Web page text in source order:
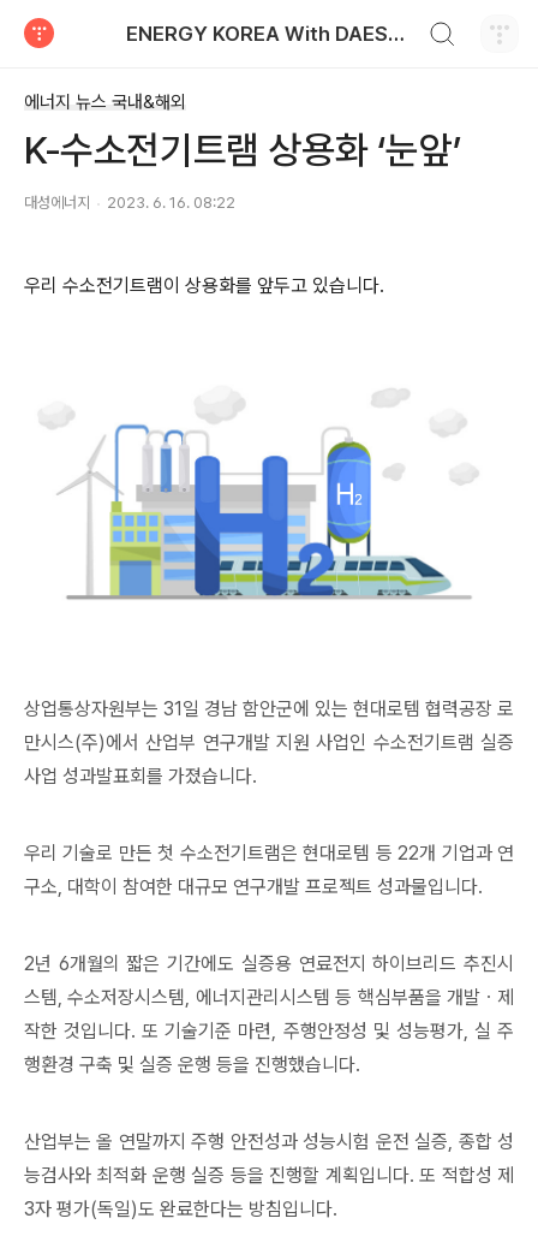
ENERGY KOREA With DAESUNG ENERGY
에너지 뉴스 국내&해외
K-수소전기트램 상용화 ‘눈앞’
대성에너지 2023. 6. 16. 08:22
우리 수소전기트램이 상용화를 앞두고 있습니다.
상업통상자원부는 31일 경남 함안군에 있는 현대로템 협력공장 로
만시스(주)에서 산업부 연구개발 지원 사업인 수소전기트램 실증
사업 성과발표회를 가졌습니다.
우리 기술로 만든 첫 수소전기트램은 현대로템 등 22개 기업과 연
구소, 대학이 참여한 대규모 연구개발 프로젝트 성과물입니다.
2년 6개월의 짧은 기간에도 실증용 연료전지 하이브리드 추진시
스템, 수소저장시스템, 에너지관리시스템 등 핵심부품을 개발 ㆍ 제
작한 것입니다. 또 기술기준 마련, 주행안정성 및 성능평가, 실 주
행환경 구축 및 실증 운행 등을 진행했습니다.
산업부는 올 연말까지 주행 안전성과 성능시험 운전 실증, 종합 성
능검사와 최적화 운행 실증 등을 진행할 계획입니다. 또 적합성 제
3자 평가(독일)도 완료한다는 방침입니다.